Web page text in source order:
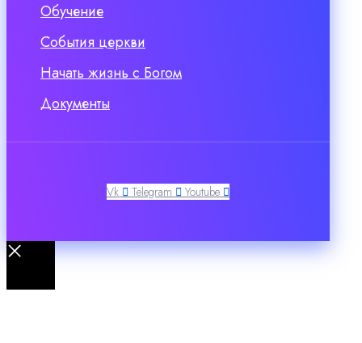
Обучение
События церкви
Начать жизнь с Богом
Документы
Vk Telegram Youtube